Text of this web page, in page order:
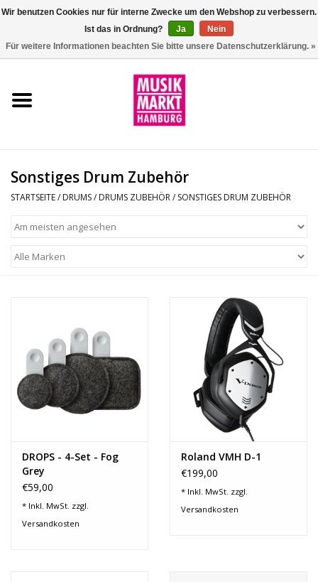
Aktion
Percussion
Recording
Lichttechnik
Traditionelle Instrumente
Signalprozessoren & Effekte
Sonstiges Drum Zubehör
STARTSEITE/ DRUMS/ DRUMS ZUBEHÖR/ SONSTIGES DRUM ZUBEHÖR
DROPS - 4-Set - Fog
Grey
€59,00
* Inkl. MwSt. zzgl.
Versandkosten
Roland VMH D-1
€199,00
* Inkl. MwSt. zzgl.
Versandkosten
Wir benutzen Cookies nur für interne Zwecke um den Webshop zu verbessern.
Ist das in Ordnung?
Ja
Nein
Für weitere Informationen beachten Sie bitte unsere Datenschutzerklärung. »